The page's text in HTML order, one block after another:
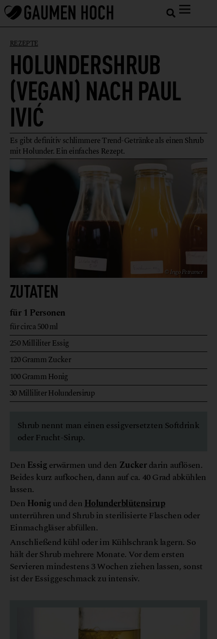
REZEPTE
HOLUNDERSHRUB
(VEGAN) NACH PAUL
IVIĆ
Es gibt definitiv schlimmere Trend-Getränke als einen Shrub
mit Holunder. Ein einfaches Rezept.
© Ingo Petramer
Shrub nennt man einen essigversetzten Softdrink
oder Frucht-Sirup.
DenEssigerwärmen und den Zuckerdarin auflösen.
Beides kurz aufkochen, dann auf ca. 40 Grad abkühlen
lassen.
DenHonigund denHolunderblütensirup
unterrühren und Shrub in sterilisierte Flaschen oder
Einmachgläser abfüllen.
Anschließend kühl oder im Kühlschrank lagern. So
hält der Shrub mehrere Monate. Vor dem ersten
Servieren mindestens 3 Wochen ziehen lassen, sonst
ist der Essiggeschmack zu intensiv.
ZUTATEN
für 1 Personen
für circa 500 ml
250MilliliterEssig
120GrammZucker
100GrammHonig
30MilliliterHolundersirup